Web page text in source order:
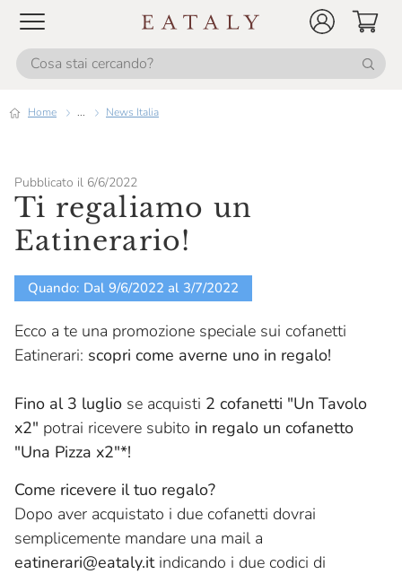
Home ... News Italia
Pubblicato il 6/6/2022
Ti regaliamo un
Eatinerario!
Quando: Dal 9/6/2022 al 3/7/2022
Ecco a te una promozione speciale sui cofanetti
Eatinerari: scopri come averne uno in regalo!
Fino al 3 luglio se acquisti 2 cofanetti "Un Tavolo
x2" potrai ricevere subito in regalo un cofanetto
"Una Pizza x2"*!
Come ricevere il tuo regalo?
Dopo aver acquistato i due cofanetti dovrai
semplicemente mandare una mail a
eatinerari@eataly.it indicando i due codici di